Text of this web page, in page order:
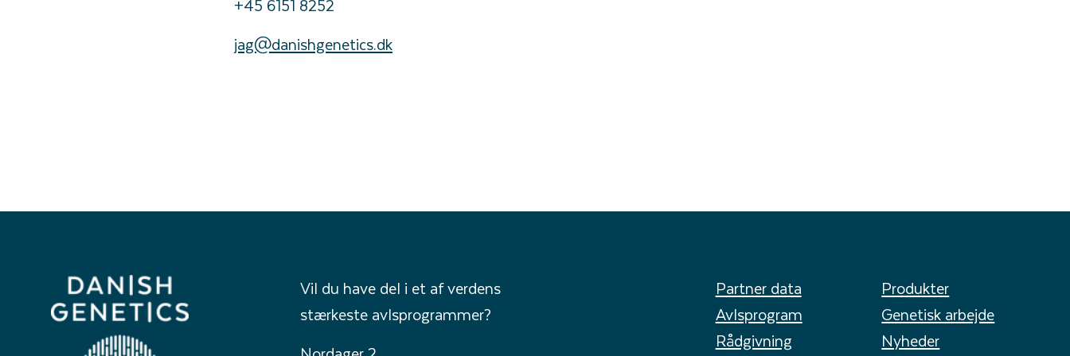
+45 6151 8252
jag@danishgenetics.dk
Vil du have del i et af verdens
stærkeste avlsprogrammer?
Partner data
Produkter
Avlsprogram
Genetisk arbejde
Rådgivning
Nyheder